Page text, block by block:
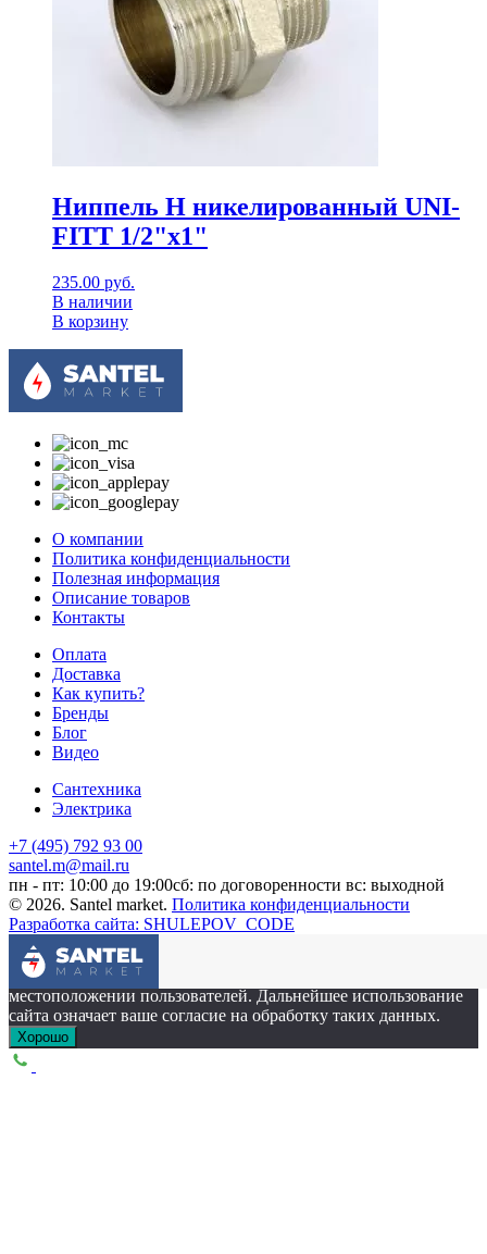
Ниппель Н никелированный UNI-
FITT 1/2"x1"
235.00 руб.
В наличии
В корзину
О компании
Политика конфиденциальности
Полезная информация
Описание товаров
Контакты
Оплата
Доставка
Как купить?
Бренды
Блог
Видео
Сантехника
Электрика
+7 (495) 792 93 00
santel.m@mail.ru
пн - пт: 10:00 до 19:00сб: по договоренности вс: выходной
© 2026. Santel market. Политика конфиденциальности
Разработка сайта: SHULEPOV_CODE
Этот сайт собирает cookie-файлы, данные об IP-адресе и
местоположении пользователей. Дальнейшее использование
сайта означает ваше согласие на обработку таких данных.
Хорошо